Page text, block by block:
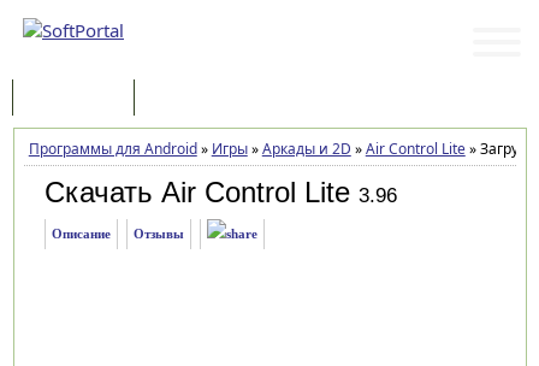
Программы для Android» Игры»Аркады и 2D »Air Control Lite»
Скачать Air Control Lite 3.96
Описание Отзывы